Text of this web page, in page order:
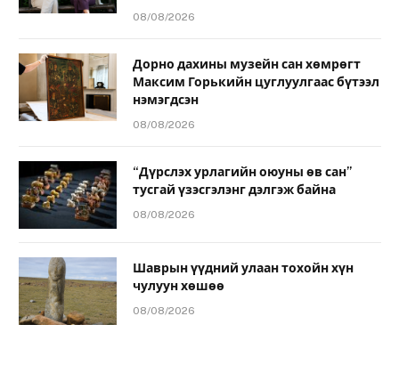
08/08/2026
Дорно дахины музейн сан хөмрөгт
Максим Горькийн цуглуулгаас бүтээл
нэмэгдсэн
08/08/2026
“Дүрслэх урлагийн оюуны өв сан”
тусгай үзэсгэлэнг дэлгэж байна
08/08/2026
Шаврын үүдний улаан тохойн хүн
чулуун хөшөө
08/08/2026